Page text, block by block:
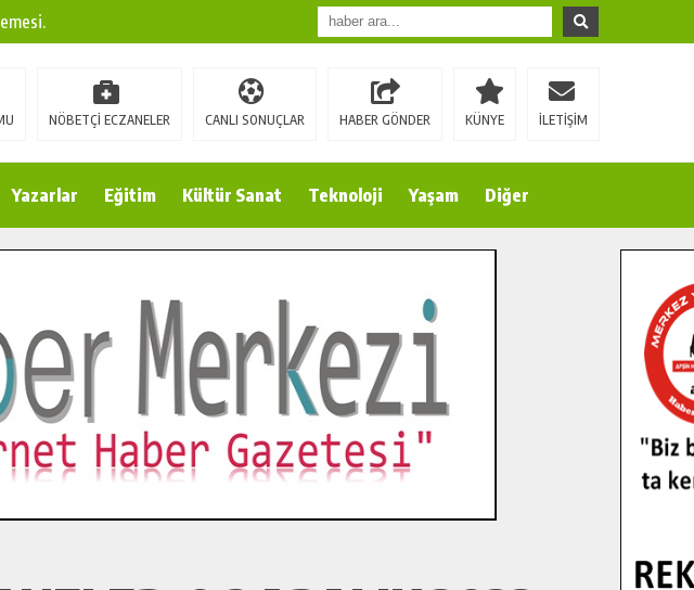
NÖBETÇİ ECZANELER CANLI SONUÇLAR HABER GÖNDER KÜNYE İLETİŞİM
Yazarlar Eğitim Kültür Sanat Teknoloji Yaşam Diğer